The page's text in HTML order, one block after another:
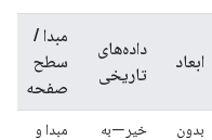
ابعاد
داده‌های
تاریخی
مبدا /
سطح
صفحه
بدون
خیر—به
مبدا و